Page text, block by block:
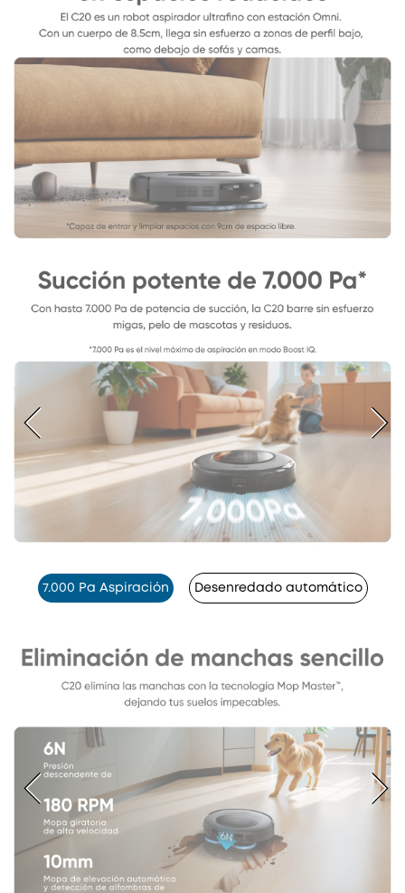
7.000 Pa Aspiración Desenredado automático